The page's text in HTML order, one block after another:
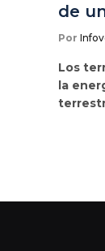
de
Por
Los
la